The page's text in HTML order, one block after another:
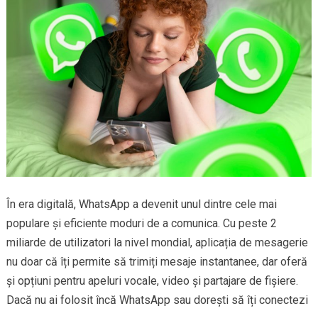
În era digitală, WhatsApp a devenit unul dintre cele mai
populare și eficiente moduri de a comunica. Cu peste 2
miliarde de utilizatori la nivel mondial, aplicația de mesagerie
nu doar că îți permite să trimiți mesaje instantanee, dar oferă
și opțiuni pentru apeluri vocale, video și partajare de fișiere.
Dacă nu ai folosit încă WhatsApp sau dorești să îți conectezi